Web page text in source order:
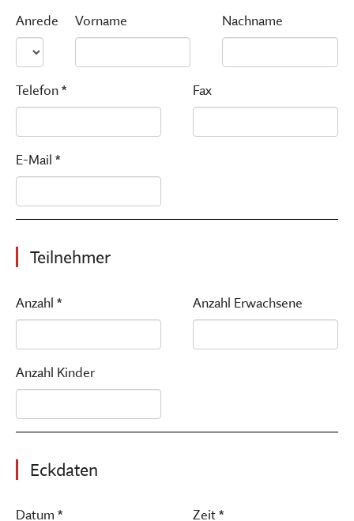
Anrede Vorname Nachname
Telefon * Fax
E-Mail *
Teilnehmer
Anzahl * Anzahl Erwachsene
Anzahl Kinder
Eckdaten
Datum * Zeit *